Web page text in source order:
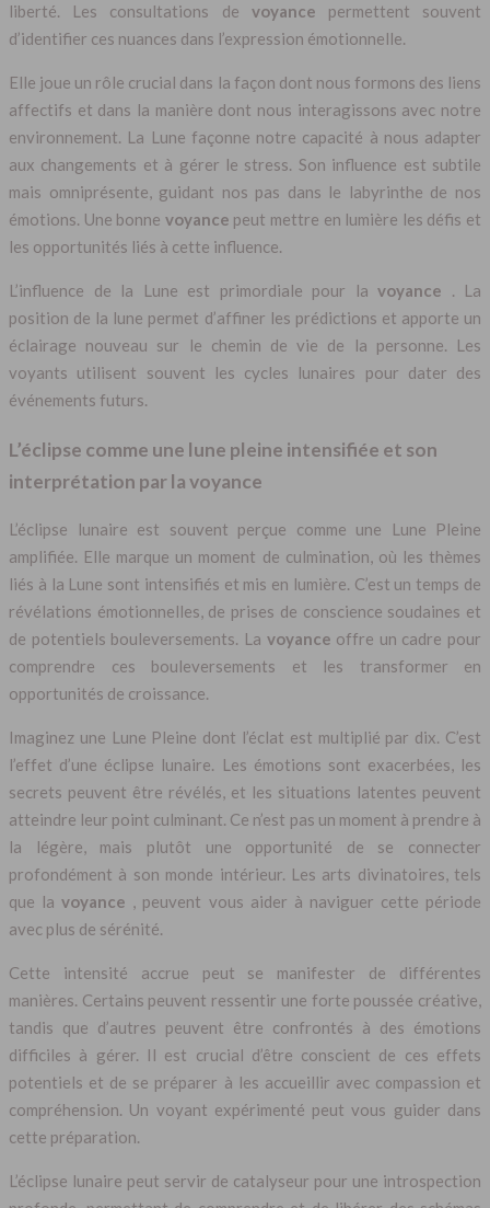
liberté. Les consultations de voyance permettent souvent
d’identifier ces nuances dans l’expression émotionnelle.
Elle joue un rôle crucial dans la façon dont nous formons des liens
affectifs et dans la manière dont nous interagissons avec notre
environnement. La Lune façonne notre capacité à nous adapter
aux changements et à gérer le stress. Son influence est subtile
mais omniprésente, guidant nos pas dans le labyrinthe de nos
émotions. Une bonne voyance peut mettre en lumière les défis et
les opportunités liés à cette influence.
L’influence de la Lune est primordiale pour la voyance . La
position de la lune permet d’affiner les prédictions et apporte un
éclairage nouveau sur le chemin de vie de la personne. Les
voyants utilisent souvent les cycles lunaires pour dater des
événements futurs.
L’éclipse comme une lune pleine intensifiée et son
interprétation par la voyance
L’éclipse lunaire est souvent perçue comme une Lune Pleine
amplifiée. Elle marque un moment de culmination, où les thèmes
liés à la Lune sont intensifiés et mis en lumière. C’est un temps de
révélations émotionnelles, de prises de conscience soudaines et
de potentiels bouleversements. La voyance offre un cadre pour
comprendre ces bouleversements et les transformer en
opportunités de croissance.
Imaginez une Lune Pleine dont l’éclat est multiplié par dix. C’est
l’effet d’une éclipse lunaire. Les émotions sont exacerbées, les
secrets peuvent être révélés, et les situations latentes peuvent
atteindre leur point culminant. Ce n’est pas un moment à prendre à
la légère, mais plutôt une opportunité de se connecter
profondément à son monde intérieur. Les arts divinatoires, tels
que lavoyance , peuvent vous aider à naviguer cette période
avec plus de sérénité.
Cette intensité accrue peut se manifester de différentes
manières. Certains peuvent ressentir une forte poussée créative,
tandis que d’autres peuvent être confrontés à des émotions
difficiles à gérer. Il est crucial d’être conscient de ces effets
potentiels et de se préparer à les accueillir avec compassion et
compréhension. Un voyant expérimenté peut vous guider dans
cette préparation.
L’éclipse lunaire peut servir de catalyseur pour une introspection